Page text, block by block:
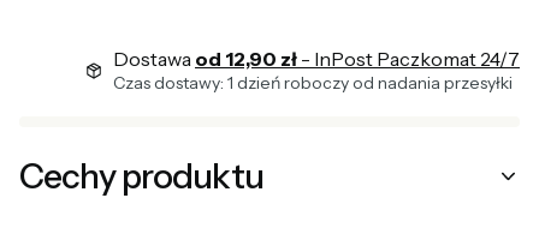
Dostawa od 12,90 zł - InPost Paczkomat 24/7
Czas dostawy: 1 dzień roboczy od nadania przesyłki
Cechy produktu